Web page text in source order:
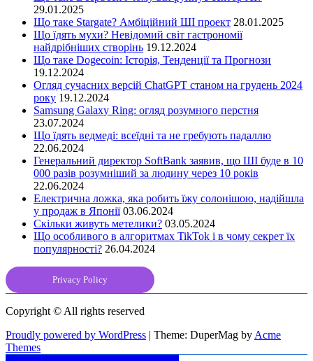
29.01.2025
Що таке Stargate? Амбіційний ШІ проект 28.01.2025
Що їдять мухи? Невідомий світ гастрономії
найдрібніших створінь 19.12.2024
Що таке Dogecoin: Історія, Тенденції та Прогнози
19.12.2024
Огляд сучасних версій ChatGPT станом на грудень 2024
року 19.12.2024
Samsung Galaxy Ring: огляд розумного перстня
23.07.2024
Що їдять ведмеді: всеїдні та не гребують падаллю
22.06.2024
Генеральний директор SoftBank заявив, що ШІ буде в 10
000 разів розумніший за людину через 10 років
22.06.2024
Електрична ложка, яка робить їжу солонішою, надійшла
у продаж в Японії 03.06.2024
Скільки живуть метелики? 03.05.2024
Що особливого в алгоритмах TikTok і в чому секрет їх
популярності? 26.04.2024
Privacy Policy
Copyright © All rights reserved
Proudly powered by WordPress | Theme: DuperMag by Acme
Themes